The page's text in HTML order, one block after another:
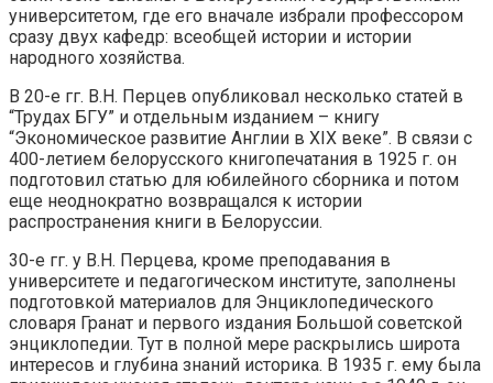
университетом, где его вначале избрали профессором
сразу двух кафедр: всеобщей истории и истории
народного хозяйства.
В 20-е гг. В.Н. Перцев опубликовал несколько статей в
“Трудах БГУ” и отдельным изданием – книгу
“Экономическое развитие Англии в XIX веке”. В связи с
400-летием белорусского книгопечатания в 1925 г. он
подготовил статью для юбилейного сборника и потом
еще неоднократно возвращался к истории
распространения книги в Белоруссии.
30-е гг. у В.Н. Перцева, кроме преподавания в
университете и педагогическом институте, заполнены
подготовкой материалов для Энциклопедического
словаря Гранат и первого издания Большой советской
энциклопедии. Тут в полной мере раскрылись широта
интересов и глубина знаний историка. В 1935 г. ему была